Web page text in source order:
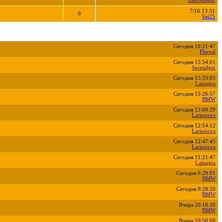
0
7/16 13:31
Vet25
Сегодня 16:21:47
Floreal
Сегодня 15:54:01
berendger
Сегодня 15:33:05
Lamagra
Сегодня 15:26:57
BMW
Сегодня 13:00:29
Larionova
Сегодня 12:54:12
Larionova
Сегодня 12:47:45
Larionova
Сегодня 11:21:47
Lamagra
Сегодня 9:29:01
BMW
Сегодня 9:28:20
BMW
Вчера 20:18:20
BMW
Вчера 19:50:08